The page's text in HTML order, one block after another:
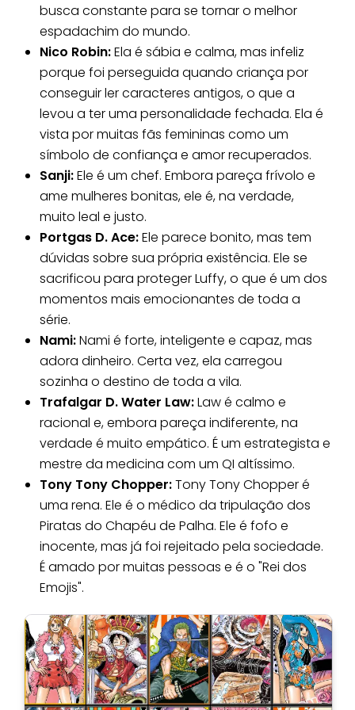
busca constante para se tornar o melhor
espadachim do mundo.
Nico Robin:Ela é sábia e calma, mas infeliz
porque foi perseguida quando criança por
conseguir ler caracteres antigos, o que a
levou a ter uma personalidade fechada. Ela é
vista por muitas fãs femininas como um
símbolo de confiança e amor recuperados.
Sanji:Ele é um chef. Embora pareça frívolo e
ame mulheres bonitas, ele é, na verdade,
muito leal e justo.
Portgas D. Ace:Ele parece bonito, mas tem
dúvidas sobre sua própria existência. Ele se
sacrificou para proteger Luffy, o que é um dos
momentos mais emocionantes de toda a
série.
Nami:Nami é forte, inteligente e capaz, mas
adora dinheiro. Certa vez, ela carregou
sozinha o destino de toda a vila.
Trafalgar D. Water Law:Law é calmo e
racional e, embora pareça indiferente, na
verdade é muito empático. É um estrategista e
mestre da medicina com um QI altíssimo.
Tony Tony Chopper:Tony Tony Chopper é
uma rena. Ele é o médico da tripulação dos
Piratas do Chapéu de Palha. Ele é fofo e
inocente, mas já foi rejeitado pela sociedade.
É amado por muitas pessoas e é o "Rei dos
Emojis".